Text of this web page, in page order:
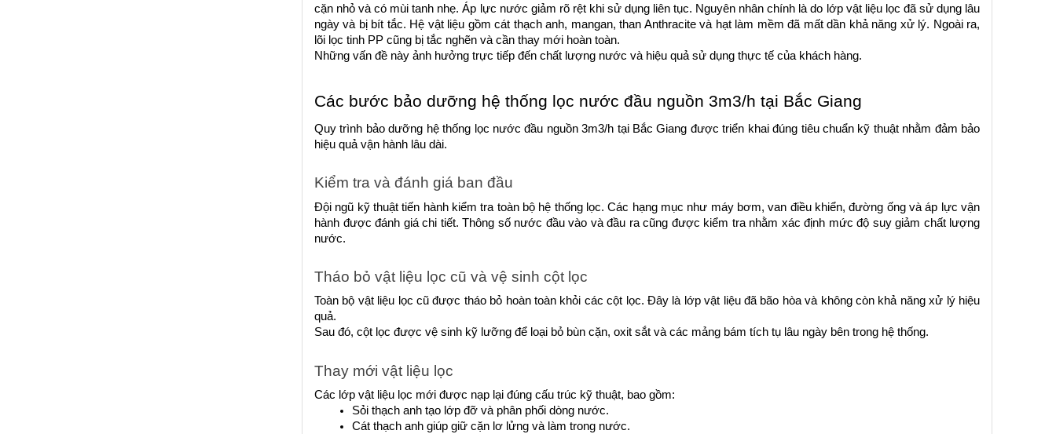
cặn nhỏ và có mùi tanh nhẹ. Áp lực nước giảm rõ rệt khi sử dụng liên tục. Nguyên nhân chính là do lớp vật liệu lọc đã sử dụng lâu
ngày và bị bít tắc. Hệ vật liệu gồm cát thạch anh, mangan, than Anthracite và hạt làm mềm đã mất dần khả năng xử lý. Ngoài ra,
lõi lọc tinh PP cũng bị tắc nghẽn và cần thay mới hoàn toàn.
Những vấn đề này ảnh hưởng trực tiếp đến chất lượng nước và hiệu quả sử dụng thực tế của khách hàng.
Các bước bảo dưỡng hệ thống lọc nước đầu nguồn 3m3/h tại Bắc Giang
Quy trình bảo dưỡng hệ thống lọc nước đầu nguồn 3m3/h tại Bắc Giang được triển khai đúng tiêu chuẩn kỹ thuật nhằm đảm bảo
hiệu quả vận hành lâu dài.
Kiểm tra và đánh giá ban đầu
Đội ngũ kỹ thuật tiến hành kiểm tra toàn bộ hệ thống lọc. Các hạng mục như máy bơm, van điều khiển, đường ống và áp lực vận
hành được đánh giá chi tiết. Thông số nước đầu vào và đầu ra cũng được kiểm tra nhằm xác định mức độ suy giảm chất lượng
nước.
Tháo bỏ vật liệu lọc cũ và vệ sinh cột lọc
Toàn bộ vật liệu lọc cũ được tháo bỏ hoàn toàn khỏi các cột lọc. Đây là lớp vật liệu đã bão hòa và không còn khả năng xử lý hiệu
quả.
Sau đó, cột lọc được vệ sinh kỹ lưỡng để loại bỏ bùn cặn, oxit sắt và các mảng bám tích tụ lâu ngày bên trong hệ thống.
Thay mới vật liệu lọc
Các lớp vật liệu lọc mới được nạp lại đúng cấu trúc kỹ thuật, bao gồm:
Sỏi thạch anh tạo lớp đỡ và phân phối dòng nước.
Cát thạch anh giúp giữ cặn lơ lửng và làm trong nước.